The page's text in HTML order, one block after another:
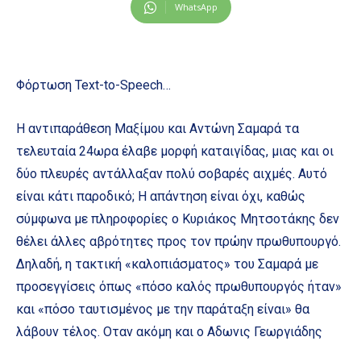
WhatsApp
Φόρτωση Text-to-Speech…
Η αντιπαράθεση Μαξίμου και Αντώνη Σαμαρά τα
τελευταία 24ωρα έλαβε μορφή καταιγίδας, μιας και οι
δύο πλευρές αντάλλαξαν πολύ σοβαρές αιχμές. Αυτό
είναι κάτι παροδικό; Η απάντηση είναι όχι, καθώς
σύμφωνα με πληροφορίες ο Κυριάκος Μητσοτάκης δεν
θέλει άλλες αβρότητες προς τον πρώην πρωθυπουργό.
Δηλαδή, η τακτική «καλοπιάσματος» του Σαμαρά με
προσεγγίσεις όπως «πόσο καλός πρωθυπουργός ήταν»
και «πόσο ταυτισμένος με την παράταξη είναι» θα
λάβουν τέλος. Οταν ακόμη και ο Αδωνις Γεωργιάδης